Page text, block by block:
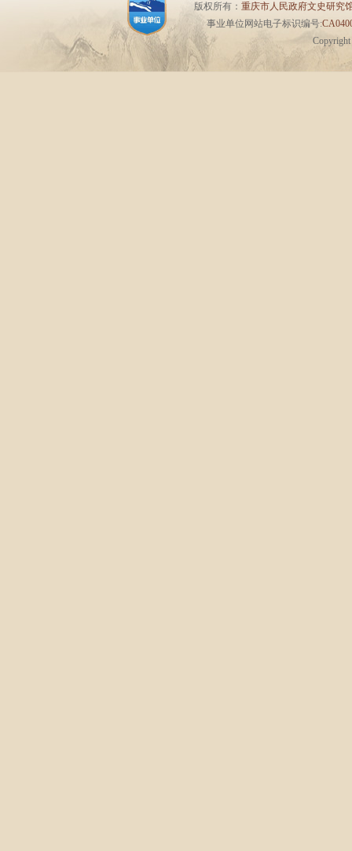
版权所有： 重庆市人民政府文史研究
事业单位网站电子标识编号: